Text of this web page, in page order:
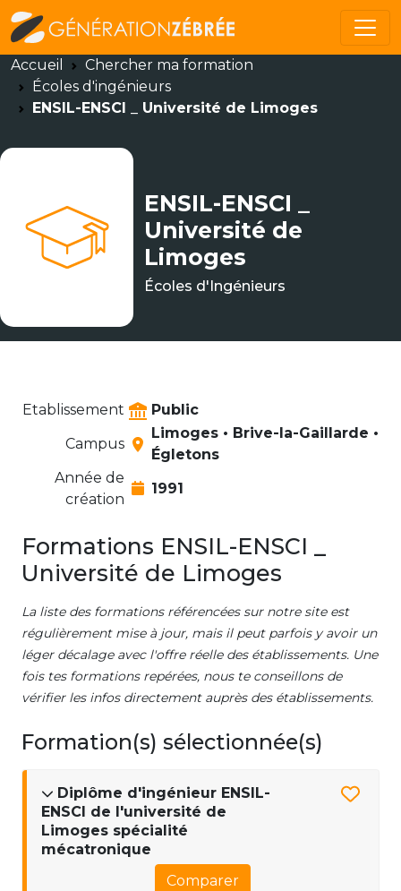
Accueil
Chercher ma formation
Écoles d'ingénieurs
ENSIL-ENSCI _ Université de Limoges
ENSIL-ENSCI _
Université de
Limoges
Écoles d'Ingénieurs
Etablissement
Public
Campus
Limoges • Brive-la-Gaillarde •
Égletons
Année de
création
1991
Formations ENSIL-ENSCI _
Université de Limoges
La liste des formations référencées sur notre site est
régulièrement mise à jour, mais il peut parfois y avoir un
léger décalage avec l'offre réelle des établissements. Une
fois tes formations repérées, nous te conseillons de
vérifier les infos directement auprès des établissements.
Formation(s) sélectionnée(s)
Diplôme d'ingénieur ENSIL-
ENSCI de l'université de
Limoges spécialité
mécatronique
Comparer